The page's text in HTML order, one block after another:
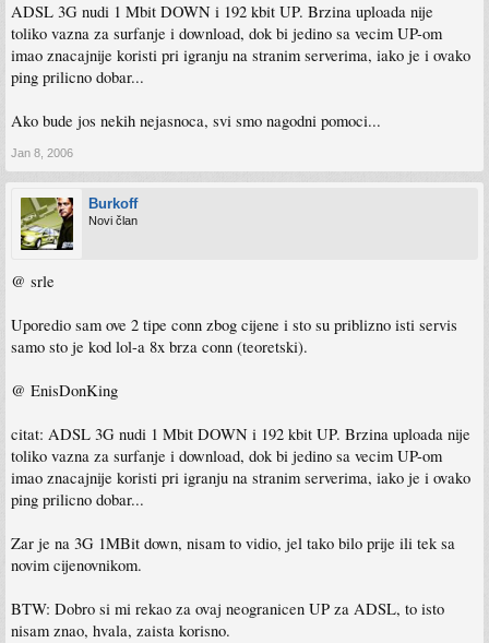
ADSL 3G nudi 1 Mbit DOWN i 192 kbit UP. Brzina uploada nije
toliko vazna za surfanje i download, dok bi jedino sa vecim UP-om
imao znacajnije koristi pri igranju na stranim serverima, iako je i ovako
ping prilicno dobar...
Ako bude jos nekih nejasnoca, svi smo nagodni pomoci...
Jan 8, 2006
Burkoff
Novi član
@ srle
Uporedio sam ove 2 tipe conn zbog cijene i sto su priblizno isti servis
samo sto je kod lol-a 8x brza conn (teoretski).
@ EnisDonKing
citat: ADSL 3G nudi 1 Mbit DOWN i 192 kbit UP. Brzina uploada nije
toliko vazna za surfanje i download, dok bi jedino sa vecim UP-om
imao znacajnije koristi pri igranju na stranim serverima, iako je i ovako
ping prilicno dobar...
Zar je na 3G 1MBit down, nisam to vidio, jel tako bilo prije ili tek sa
novim cijenovnikom.
BTW: Dobro si mi rekao za ovaj neogranicen UP za ADSL, to isto
nisam znao, hvala, zaista korisno.